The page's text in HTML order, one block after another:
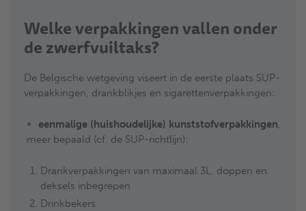
Welke verpakkingen vallen onder
de zwerfvuiltaks?
De Belgische wetgeving viseert in de eerste plaats SUP-
verpakkingen, drankblikjes en sigarettenverpakkingen:
eenmalige (huishoudelijke) kunststofverpakkingen,
meer bepaald (cf. de SUP-richtlijn):
Drankverpakkingen van maximaal 3L, doppen en
deksels inbegrepen
Drinkbekers